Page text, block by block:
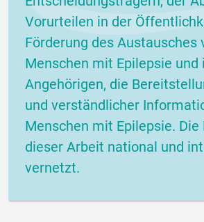
Vorurteilen in der
Förderung des Austausches
Menschen mit Epilepsie und
Angehörigen, die
und verständlicher
Menschen mit Epilepsie. Die
dieser Arbeit national und
vernetzt.